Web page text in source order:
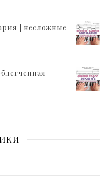
| несложные